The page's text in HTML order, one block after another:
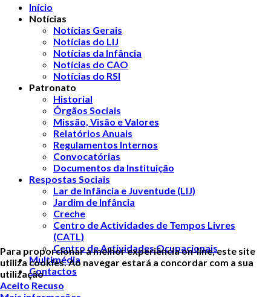
Início
Notícias
Notícias Gerais
Notícias do LIJ
Notícias da Infância
Notícias do CAO
Notícias do RSI
Patronato
Historial
Órgãos Sociais
Missão, Visão e Valores
Relatórios Anuais
Regulamentos Internos
Convocatórias
Documentos da Instituição
Respostas Sociais
Lar de Infância e Juventude (LIJ)
Jardim de Infância
Creche
Centro de Actividades de Tempos Livres
(CATL)
Centro de Actividades Ocupacionais
Multimédia
Contactos
Para proporcionar a melhor experiência on-line, este site
utiliza cookies. Ao navegar estará a concordar com a sua
utilização
Aceito Recuso